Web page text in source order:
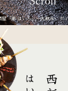
屋「串 はいろ」一人飲み、デ